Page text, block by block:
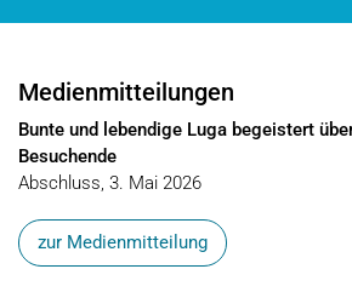
Medienmitteilungen
Bunte und lebendige Luga begeistert
Besuchende
Abschluss, 3. Mai 2026
zur Medienmitteilung